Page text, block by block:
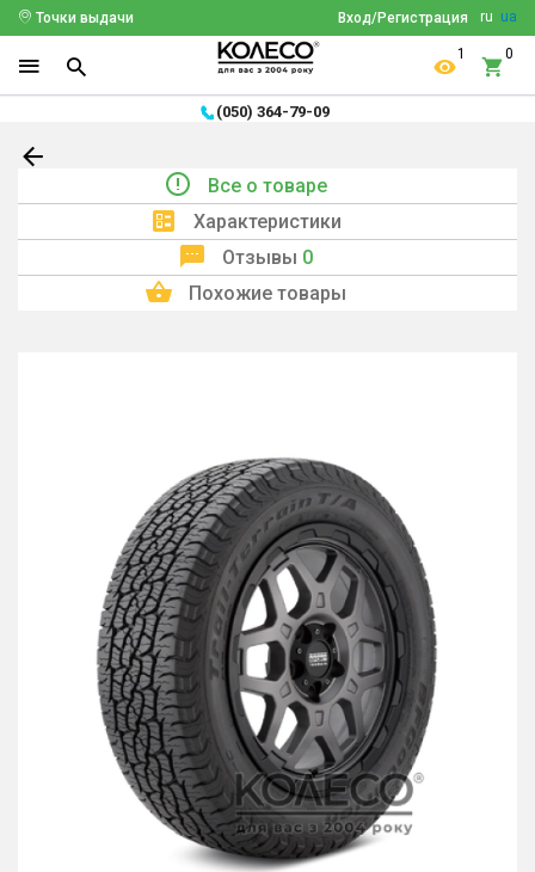
ru ua
Вход/Регистрация
Точки выдачи
1 0
(050) 364-79-09
Все о товаре
Характеристики
Отзывы 0
Похожие товары